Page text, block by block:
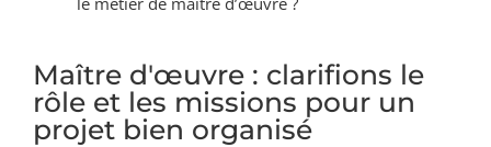
Maître d'œuvre : clarifions le
rôle et les missions pour un
projet bien organisé